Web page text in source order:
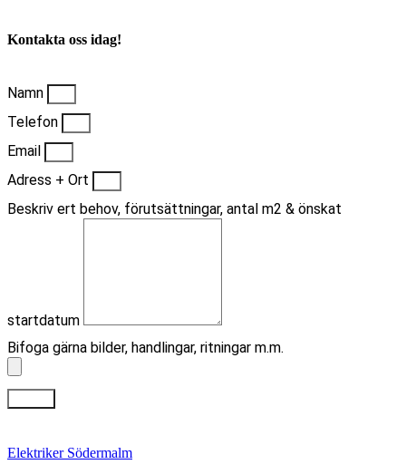
Kontakta oss idag!
Namn
Telefon
Email
Adress + Ort
Beskriv ert behov, förutsättningar, antal m2 & önskat
startdatum
Bifoga gärna bilder, handlingar, ritningar m.m.
Elektriker Södermalm